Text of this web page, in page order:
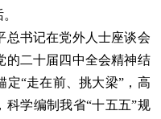
书记在党外人士座谈会
的二十届四中全会精神结
定“走在前、挑大梁”，高
科学编制我省“十五五”规